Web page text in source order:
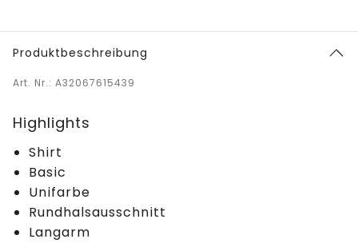
Produktbeschreibung
Art. Nr.: A32067615439
Highlights
Shirt
Basic
Unifarbe
Rundhalsausschnitt
Langarm